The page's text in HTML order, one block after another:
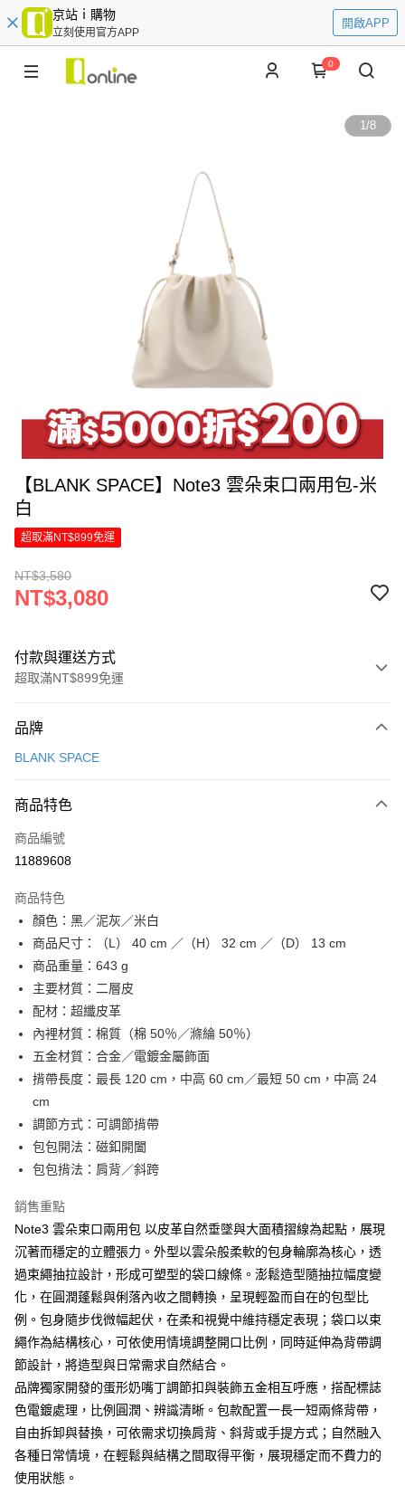
京站ｉ購物
立刻使用官方APP
開啟APP
0
1/8
【BLANK SPACE】Note3 雲朵束口兩用包-米
白
超取滿NT$899免運
NT$3,580
NT$3,080
付款與運送方式
超取滿NT$899免運
信用卡一次付款
Apple Pay
街口支付
Google Pay
全盈+PAY
大哥付你分期
相關說明
【大哥付你分期使用說明】
1.本服務由台灣大哥大提供，台灣大哥大用戶可立即使用無須另外申請。
2.付款方式選擇「大哥付你分期」，訂單成立後會自動跳轉到大哥付的交易
流程，驗證手機門號後，選擇欲分期的期數、繳款截止日，確認付款後即完
成交易。
3.實際核准額度、可分期數及費用金額請依後續交易確認頁面所載為準。
消。如遇「轉專審核」未通過狀況，表示未達大哥付你分期系統評分，恕無
法說明評估內容。
【繳款方式說明】
1.分期款項不併入電信帳單，「大哥付你分期」於每月結算日後寄送繳費提
2.透過簡訊連結打開帳單後，可選擇「超商條碼／台灣大直營門市／銀行轉
帳／街口支付／iPASS MONEY」等通路繳費。
【注意事項】
1.本服務係由「台灣大哥大股份有限公司」（以下簡稱本公司）所提供，讓
用戶於交易時，得透過本服務購買商品或服務，並由商店將買賣／分期付款
2.基於同意付款使用「大哥付你分期」之契約關係目的，商店將以您的個人
資料（包含姓名、電話或地址）提供予台灣大哥大進項蒐集、處理及利用，
由本公司與您本人進行分期帳單所需資料之確認、核對及更正。
3.完整用戶服務條款，請詳閱以下連結：
AFTEE先享後付
相關說明
【關於「AFTEE先享後付」】
AFTEE先享後付是「在收到商品之後才付款」的支付方式。 讓您購物簡單
便利好安心！
１．簡單：不需註冊會員、不需綁卡、不需儲值。
３．安心：先確認商品／服務後，再付款。
１．於結帳方式選擇「AFTEE先享後付」後，將跳轉至「AFTEE先享後付」
２．訂單成立數日內，您將收到繳費通知簡訊。
３．收到繳費通知簡訊後14天內，點擊此簡訊中的連結，可透過四大超商／
ATM／網路銀行／等多元方式進行付款，方視為交易完成。
※ 請注意：結帳手續完成當下不需立刻繳費，但若您需要取消訂單，請聯絡
購買商品的店家。未經商家同意取消之訂單仍視為有效，需透過AFTEE先享
後付繳納相關費用。
是否繳費成功／繳費後需取消欲退款等相關疑問，請聯繫「AFTEE先享後付
客戶支援中心」https://netprotections.freshdesk.com/support/home
【注意事項】
１．透過由恩沛科技股份有限公司提供之「AFTEE先享後付」服務完成之交
易，需依本服務之必要範圍內提供個人資料，並將交易相關給付款項請求債
權轉讓予恩沛科技股份有限公司。
２．關於個人資料處理事宜，請瀏覽以下網址：
https://aftee.tw/terms/#terms3
ATM付款
運送方式
付款後7-11取貨
宅配
每筆NT$100，滿NT$1,000(含以上)免運費
京站台北店客服中心(1F星巴克旁) 即日起不提供京站紙袋，取件時
請自備購物袋，若需購買紙袋可現場詢問
免運費
品牌
BLANK SPACE
商品特色
商品編號
11889608
商品特色
顏色：黑／泥灰／米白
商品尺寸：（L） 40 cm ／（H） 32 cm ／（D） 13 cm
商品重量：643 g
主要材質：二層皮
配材：超纖皮革
內裡材質：棉質（棉 50％／滌綸 50％）
五金材質：合金／電鍍金屬飾面
揹帶長度：最長 120 cm，中高 60 cm／最短 50 cm，中高 24
cm
調節方式：可調節揹帶
包包開法：磁釦開闔
包包揹法：肩背／斜跨
銷售重點
Note3 雲朵束口兩用包 以皮革自然垂墜與大面積摺線為起點，展現
沉著而穩定的立體張力。外型以雲朵般柔軟的包身輪廓為核心，透
過束繩抽拉設計，形成可塑型的袋口線條。澎鬆造型隨抽拉幅度變
化，在圓潤蓬鬆與俐落內收之間轉換，呈現輕盈而自在的包型比
例。包身隨步伐微幅起伏，在柔和視覺中維持穩定表現；袋口以束
繩作為結構核心，可依使用情境調整開口比例，同時延伸為背帶調
節設計，將造型與日常需求自然結合。
品牌獨家開發的蛋形奶嘴丁調節扣與裝飾五金相互呼應，搭配標誌
色電鍍處理，比例圓潤、辨識清晰。包款配置一長一短兩條背帶，
自由拆卸與替換，可依需求切換肩背、斜背或手提方式；自然融入
各種日常情境，在輕鬆與結構之間取得平衡，展現穩定而不費力的
使用狀態。